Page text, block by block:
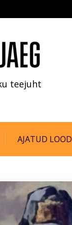
teejuht
AJATUD LOOD